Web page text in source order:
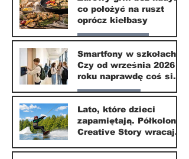
3 lip
co położyć na ruszt
oprócz kiełbasy
Zdrowie i uroda
1 lip
Smartfony w szkołach.
Czy od września 2026
roku naprawdę coś się
zmieni?
Nasze miasto
1 lip
Lato, które dzieci
zapamiętają. Półkolonie
Creative Story wracają
20 kwi